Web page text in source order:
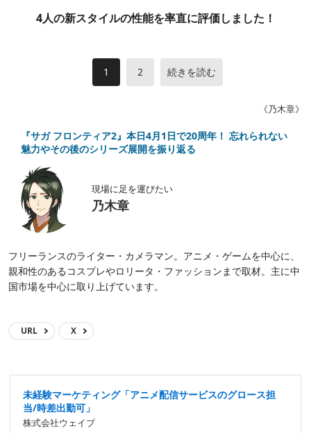
4人の新スタイルの性能を率直に評価しました！
1 2 続きを読む
《乃木章》
『サガ フロンティア2』本日4月1日で20周年！ 忘れられない
魅力やその後のシリーズ展開を振り返る
現場に足を運びたい
乃木章
フリーランスのライター・カメラマン。アニメ・ゲームを中心に、
親和性のあるコスプレやロリータ・ファッションまで取材。主に中
国市場を中心に取り上げています。
URL X
未経験マーケティング「アニメ配信サービスのグロース担
当/時差出勤可」
株式会社ウェイブ